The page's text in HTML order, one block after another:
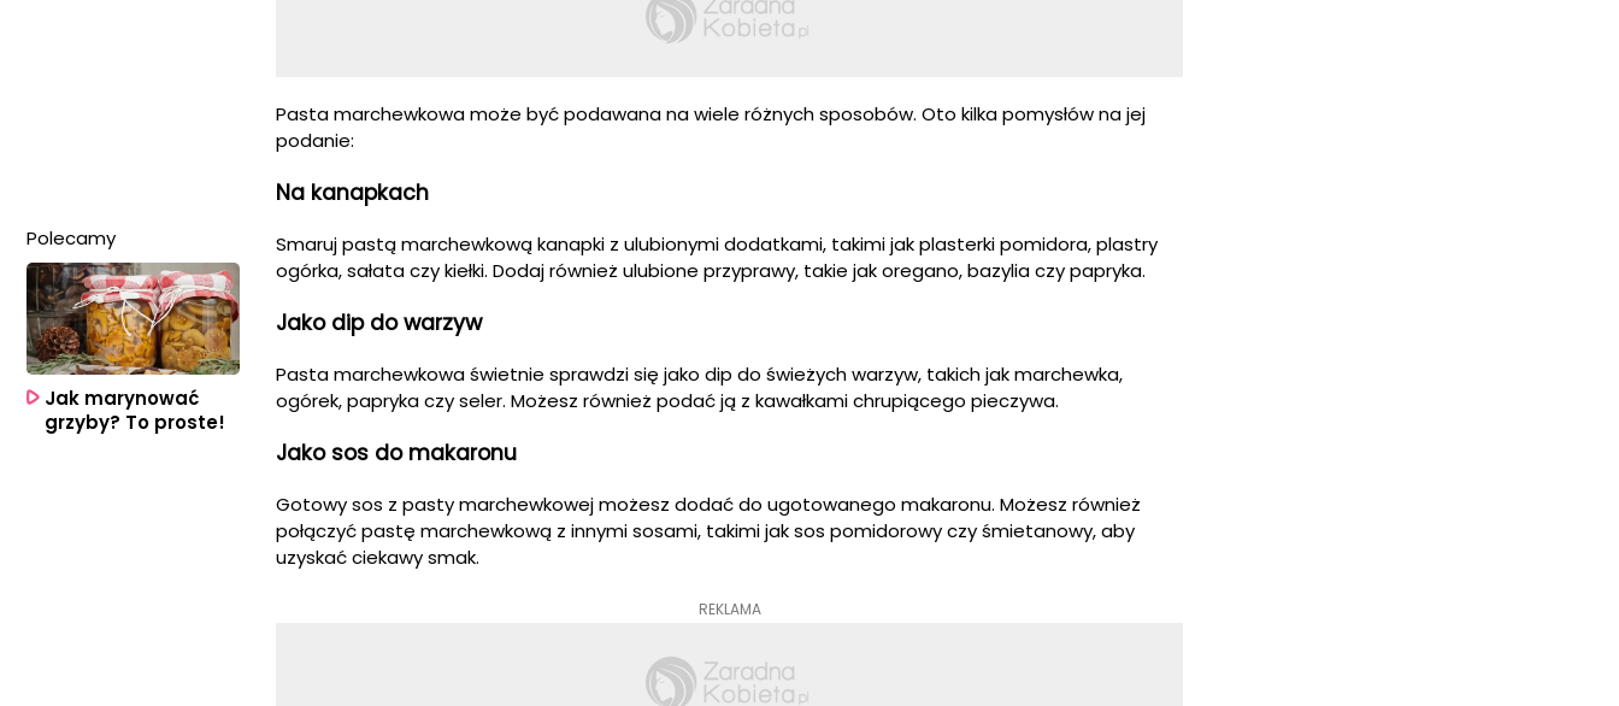
Pasta marchewkowa może być podawana na wiele różnych sposobów. Oto kilka pomysłów na jej
podanie:
Na kanapkach
Smaruj pastą marchewkową kanapki z ulubionymi dodatkami, takimi jak plasterki pomidora, plastry
ogórka, sałata czy kiełki. Dodaj również ulubione przyprawy, takie jak oregano, bazylia czy papryka.
Jako dip do warzyw
Pasta marchewkowa świetnie sprawdzi się jako dip do świeżych warzyw, takich jak marchewka,
ogórek, papryka czy seler. Możesz również podać ją z kawałkami chrupiącego pieczywa.
Jako sos do makaronu
Gotowy sos z pasty marchewkowej możesz dodać do ugotowanego makaronu. Możesz również
połączyć pastę marchewkową z innymi sosami, takimi jak sos pomidorowy czy śmietanowy, aby
uzyskać ciekawy smak.
REKLAMA
Polecamy
Jak marynować
grzyby? To proste!